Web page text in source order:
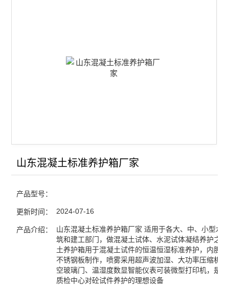
山东混凝土标准养护箱厂家
产品型号：
更新时间： 2024-07-16
产品介绍：
山东混凝土标准养护箱厂家 适用于各大、中、小型水
筑和建工部门，做混凝土试体、水泥试体凝结养护之
土养护箱用于混凝土试件的恒温恒湿标准养护，内胆
不锈钢板制作，喷雾采用超声波加湿、大功率压缩机
空玻璃门、温湿度数显智能仪表可装微型打印机，是
质检中心对砼试件养护的理想设备